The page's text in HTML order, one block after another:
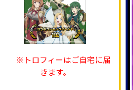
※トロフィーはご自宅に届
きます。